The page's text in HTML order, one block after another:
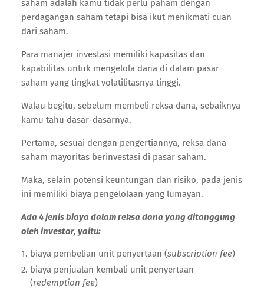
saham adalah kamu tidak perlu paham dengan
perdagangan saham tetapi bisa ikut menikmati cuan
dari saham.
Para manajer investasi memiliki kapasitas dan
kapabilitas untuk mengelola dana di dalam pasar
saham yang tingkat volatilitasnya tinggi.
Walau begitu, sebelum membeli reksa dana, sebaiknya
kamu tahu dasar-dasarnya.
Pertama, sesuai dengan pengertiannya, reksa dana
saham mayoritas berinvestasi di pasar saham.
Maka, selain potensi keuntungan dan risiko, pada jenis
ini memiliki biaya pengelolaan yang lumayan.
Ada 4 jenis biaya dalam reksa dana yang ditanggung
oleh investor, yaitu:
biaya pembelian unit penyertaan (subscription fee)
biaya penjualan kembali unit penyertaan
(redemption fee)